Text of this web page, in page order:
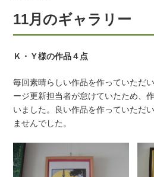
11月のギャラリー
Ｋ・Ｙ様の作品４点
毎回素晴らしい作品を作っていただ
ージ更新担当者が怠けていたため、
いました。良い作品を作っていただ
ませんでした。